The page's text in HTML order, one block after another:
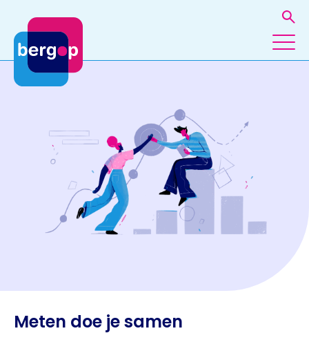
Meten doe je samen